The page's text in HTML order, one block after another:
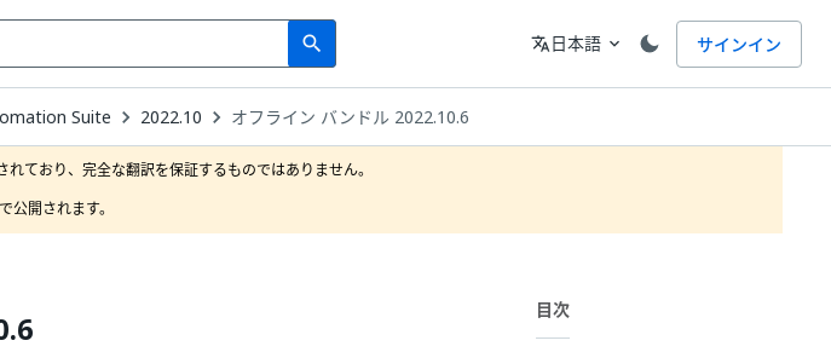
search
Search 言語
translate日本語 expand_more サインイン
Suite 2022.10 オフライン バンドル 2022.10.6
ており、完全な翻訳を保証するものではありません。
開されます。
目次